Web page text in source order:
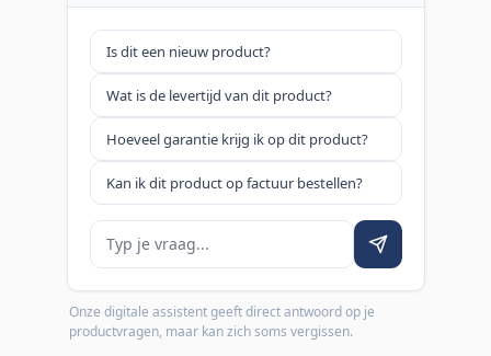
Is dit een nieuw product?
Wat is de levertijd van dit product?
Hoeveel garantie krijg ik op dit product?
Kan ik dit product op factuur bestellen?
Je vraag
Onze digitale assistent geeft direct antwoord op je
productvragen, maar kan zich soms vergissen.